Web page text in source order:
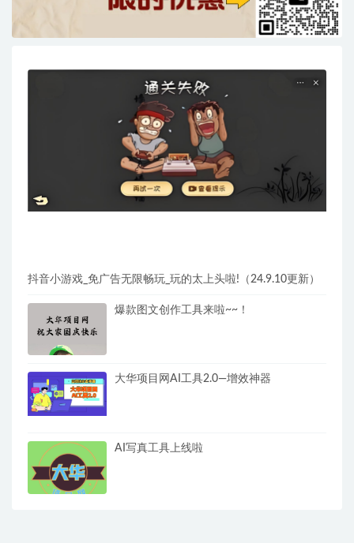
抖音小游戏_免广告无限畅玩_玩的太上头啦!（24.9.10更新）
爆款图文创作工具来啦~~！
大华项目网AI工具2.0—增效神器
AI写真工具上线啦